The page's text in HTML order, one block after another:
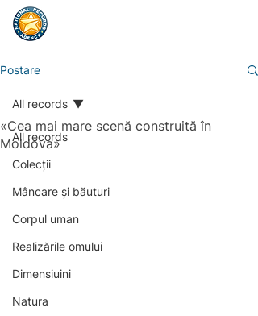
Postare
All records
Colecții
Mâncare și băuturi
Corpul uman
Realizările omului
Dimensiuini
Natura
All records
«Cea mai mare scenă construită în
Moldova»